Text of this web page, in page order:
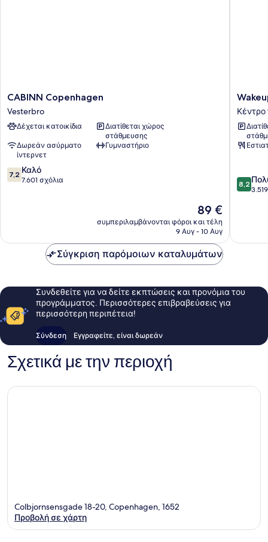
CABINN
Copenhagen
Vesterbro
CABINN Copenhagen
Vesterbro
Δέχεται κατοικίδια
Διατίθεται χώρος
στάθμευσης
Δωρεάν ασύρματο
ίντερνετ
Γυμναστήριο
7.2
στα
7,2 Καλό
7.601 σχόλια
Η
τιμή
είναι
89 €
συμπεριλαμβάνονται φόροι και τέλη
9 Αυγ - 10 Αυγ
Wakeup
Κέντρο
της
Κέντρο
8.2
στα
σχόλια
8,2
Σύγκριση παρόμοιων καταλυμάτων
Συνδεθείτε για να δείτε εκπτώσεις και προνόμια του
προγράμματος. Περισσότερες επιβραβεύσεις για
περισσότερη περιπέτεια!
Σύνδεση Εγγραφείτε, είναι δωρεάν
Σχετικά με την περιοχή
Colbjornsensgade 18-20, Copenhagen, 1652
Προβολή σε χάρτη